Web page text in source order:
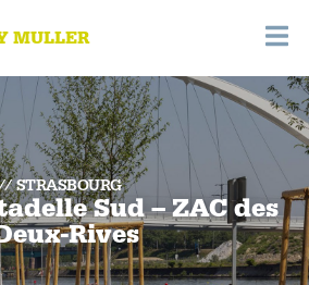
MULLER
STRASBOURG
Sud – ZAC des
Rives